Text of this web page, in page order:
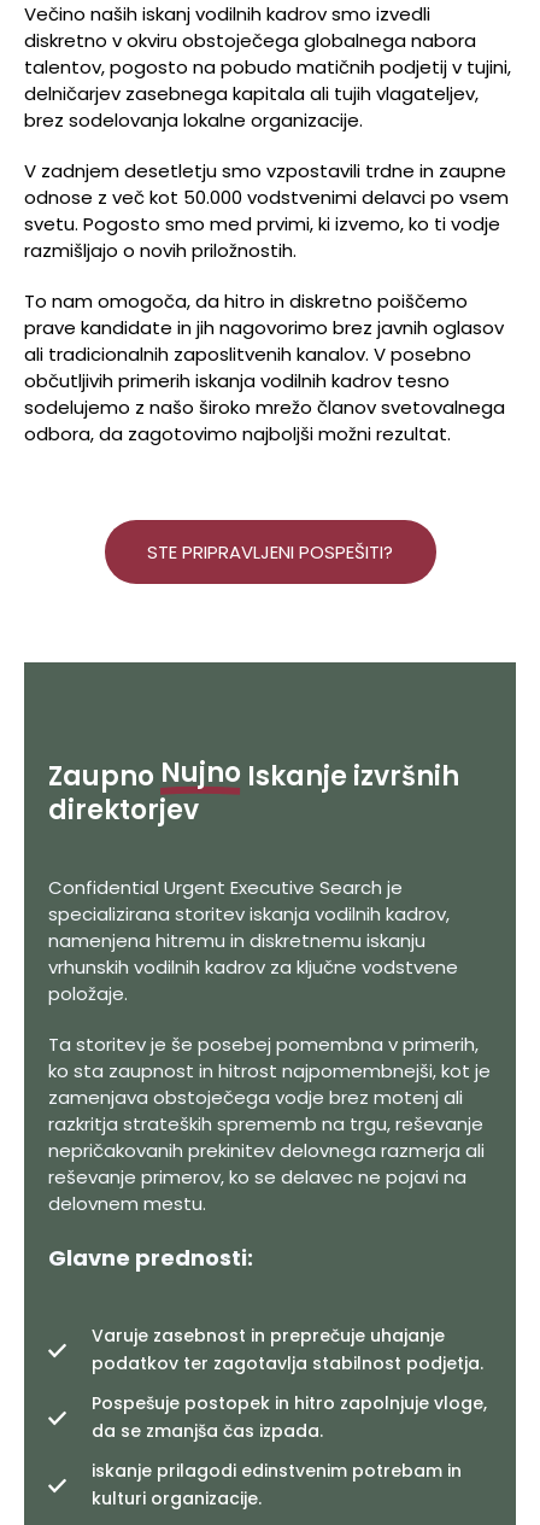
Večino naših iskanj vodilnih kadrov smo izvedli
diskretno v okviru obstoječega globalnega nabora
talentov, pogosto na pobudo matičnih podjetij v tujini,
delničarjev zasebnega kapitala ali tujih vlagateljev,
brez sodelovanja lokalne organizacije.
V zadnjem desetletju smo vzpostavili trdne in zaupne
odnose z več kot 50.000 vodstvenimi delavci po vsem
svetu. Pogosto smo med prvimi, ki izvemo, ko ti vodje
razmišljajo o novih priložnostih.
To nam omogoča, da hitro in diskretno poiščemo
prave kandidate in jih nagovorimo brez javnih oglasov
ali tradicionalnih zaposlitvenih kanalov. V posebno
občutljivih primerih iskanja vodilnih kadrov tesno
sodelujemo z našo široko mrežo članov svetovalnega
odbora, da zagotovimo najboljši možni rezultat.
STE PRIPRAVLJENI POSPEŠITI?
Zaupno Nujno Iskanje izvršnih
direktorjev
Confidential Urgent Executive Search je
specializirana storitev iskanja vodilnih kadrov,
namenjena hitremu in diskretnemu iskanju
vrhunskih vodilnih kadrov za ključne vodstvene
položaje.
Ta storitev je še posebej pomembna v primerih,
ko sta zaupnost in hitrost najpomembnejši, kot je
zamenjava obstoječega vodje brez motenj ali
razkritja strateških sprememb na trgu, reševanje
nepričakovanih prekinitev delovnega razmerja ali
reševanje primerov, ko se delavec ne pojavi na
delovnem mestu.
Glavne prednosti:
Varuje zasebnost in preprečuje uhajanje
podatkov ter zagotavlja stabilnost podjetja.
Pospešuje postopek in hitro zapolnjuje vloge,
da se zmanjša čas izpada.
iskanje prilagodi edinstvenim potrebam in
kulturi organizacije.